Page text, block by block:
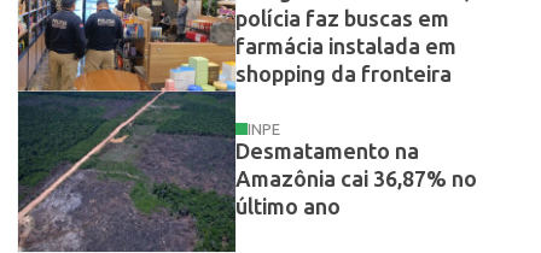
polícia faz buscas em
farmácia instalada em
shopping da fronteira
INPE
Desmatamento na
Amazônia cai 36,87% no
último ano